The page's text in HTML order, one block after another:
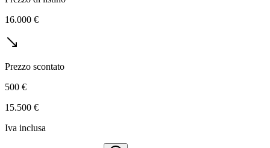
16.000 €
Prezzo scontato
500 €
15.500 €
Iva inclusa